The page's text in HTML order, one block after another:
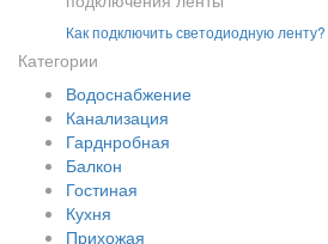
Как подключить светодиодную
Категории
Водоснабжение
Канализация
Гарднробная
Балкон
Гостиная
Кухня
Прихожая